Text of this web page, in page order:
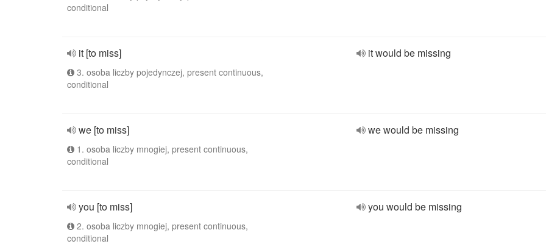
conditional
it [to miss]
3. osoba liczby pojedynczej, present continuous,
conditional
it would be missing
we [to miss]
1. osoba liczby mnogiej, present continuous,
conditional
we would be missing
you [to miss]
2. osoba liczby mnogiej, present continuous,
conditional
you would be missing